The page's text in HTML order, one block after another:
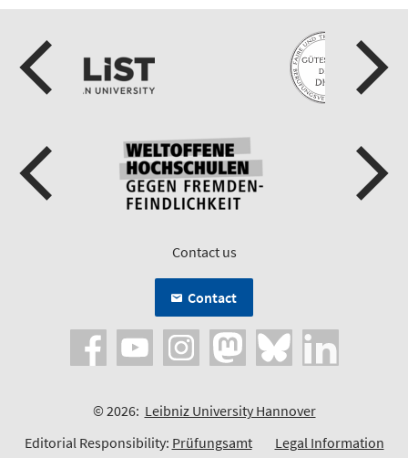
Contact us
Contact
© 2026: Leibniz University Hannover
Editorial Responsibility: Prüfungsamt Legal Information